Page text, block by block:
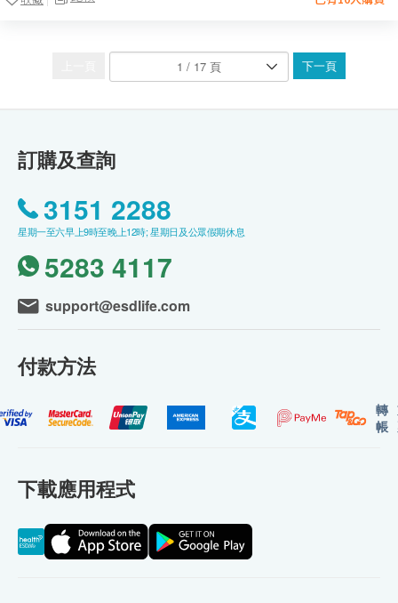
下一頁
訂購及查詢
3151 2288
星期一至六早上9時至晚上12時; 星期日及公眾假期休息
5283 4117
support@esdlife.com
付款方法
轉
帳
下載應用程式